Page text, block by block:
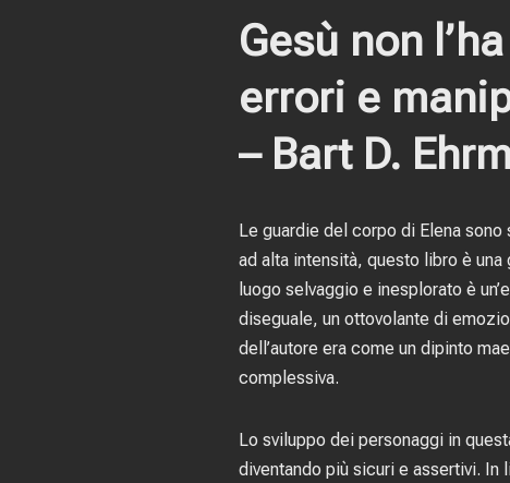
Gesù non
errori e
– Bart D.
Le guardie del corpo di Elena
ad alta intensità, questo libro è
luogo selvaggio e inesplorato è
diseguale, un ottovolante di
dell’autore era come un dipinto
complessiva.
Lo sviluppo dei personaggi in
diventando più sicuri e assertivi.